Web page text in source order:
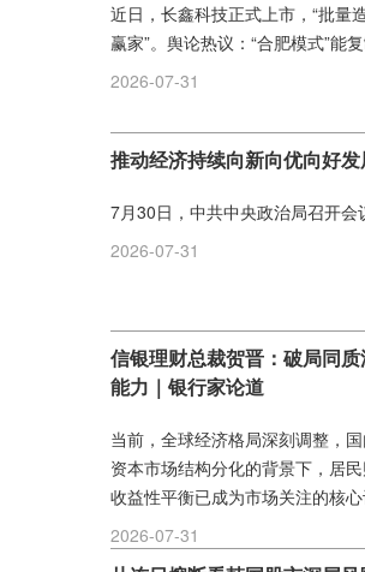
近日，长鑫科技正式上市，“批量
赢家”。舆论热议：“合肥模式”能
2026-07-31
推动经济持续向新向优向好
7月30日，中共中央政治局召开
2026-07-31
信银理财总裁贺晋：破局同
能力｜银行家论道
当前，全球经济格局深刻调整，
资本市场结构分化的背景下，居
收益性平衡已成为市场关注的核
桥梁，在服务实体经济、优化居
深化落地与净值化转型的全面推
2026-07-31